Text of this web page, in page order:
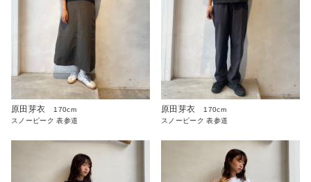
原田芽衣
170cm
スノーピーク 表参道
原田芽衣
170cm
スノーピーク 表参道